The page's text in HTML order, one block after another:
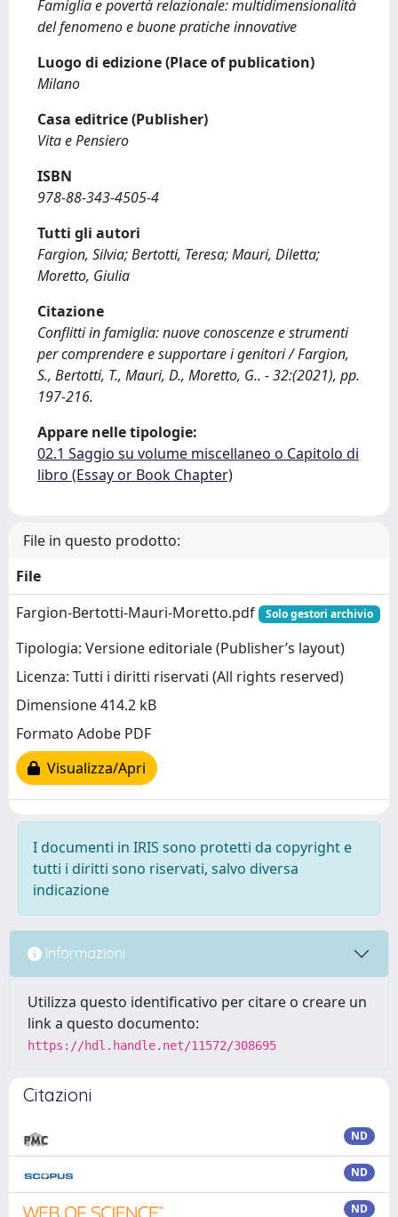
Famiglia e povertà relazionale: multidimensionalità
del fenomeno e buone pratiche innovative
Luogo di edizione (Place of publication)
Milano
Casa editrice (Publisher)
Vita e Pensiero
ISBN
978-88-343-4505-4
Tutti gli autori
Fargion, Silvia; Bertotti, Teresa; Mauri, Diletta;
Moretto, Giulia
Citazione
Conflitti in famiglia: nuove conoscenze e strumenti
per comprendere e supportare i genitori / Fargion,
S., Bertotti, T., Mauri, D., Moretto, G.. - 32:(2021), pp.
197-216.
Appare nelle tipologie:
02.1 Saggio su volume miscellaneo o Capitolo di
libro (Essay or Book Chapter)
File in questo prodotto:
File
Fargion-Bertotti-Mauri-Moretto.pdf
Solo gestori archivio
Tipologia: Versione editoriale (Publisher’s layout)
Licenza: Tutti i diritti riservati (All rights reserved)
Dimensione 414.2 kB
Formato Adobe PDF
Visualizza/Apri
I documenti in IRIS sono protetti da copyright e
tutti i diritti sono riservati, salvo diversa
indicazione
Informazioni
Utilizza questo identificativo per citare o creare un
link a questo documento:
https://hdl.handle.net/11572/308695
Citazioni
ND
ND
ND